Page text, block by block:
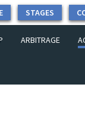
STAGES
ARBITRAGE